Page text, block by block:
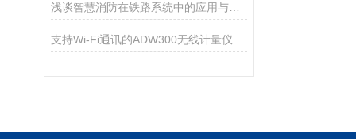
浅谈智慧消防在铁路系统中的应用与发展